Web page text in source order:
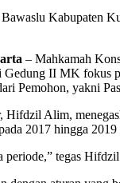
Kabupaten
– Mahkamah
II MK fokus
Pemohon, yakni
Alim,
2017 hingga
periode,” tegas